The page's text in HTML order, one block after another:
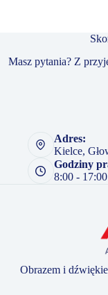
Masz pytania? Z
Adres:
Kielce,
Godziny
8:00 - 17:00
Obrazem i